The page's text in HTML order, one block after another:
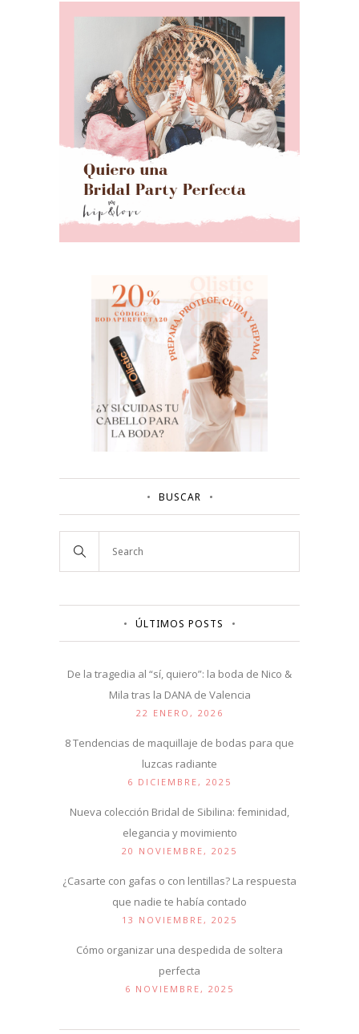
BUSCAR
ÚLTIMOS POSTS
De la tragedia al “sí, quiero”: la boda de Nico &
Mila tras la DANA de Valencia
22 ENERO, 2026
8 Tendencias de maquillaje de bodas para que
luzcas radiante
6 DICIEMBRE, 2025
Nueva colección Bridal de Sibilina: feminidad,
elegancia y movimiento
20 NOVIEMBRE, 2025
¿Casarte con gafas o con lentillas? La respuesta
que nadie te había contado
13 NOVIEMBRE, 2025
Cómo organizar una despedida de soltera
perfecta
6 NOVIEMBRE, 2025